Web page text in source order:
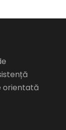
orientată